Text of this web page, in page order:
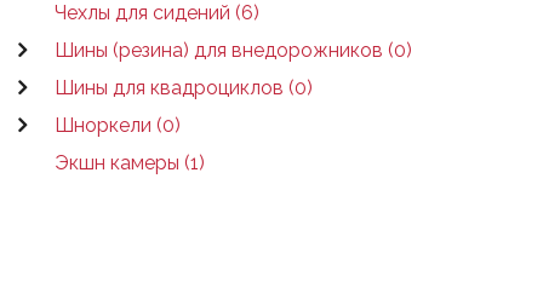
Чехлы для сидений (6)
Шины (резина) для внедорожников (0)
Шины для квадроциклов (0)
Шноркели (0)
Экшн камеры (1)